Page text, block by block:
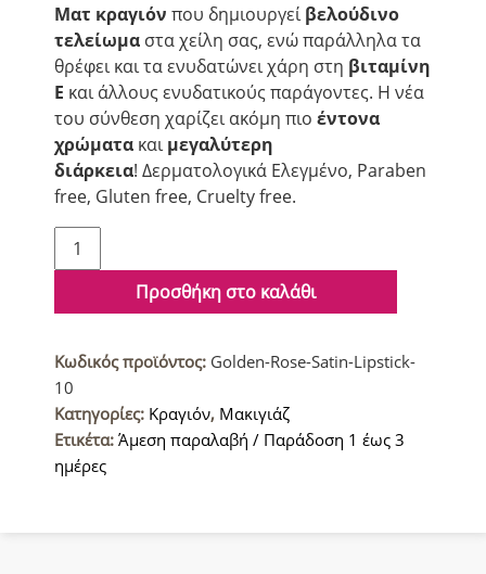
Ματ κραγιόν που δημιουργείβελούδινο
τελείωμα στα χείλη σας, ενώ παράλληλα τα
θρέφει και τα ενυδατώνει χάρη στη βιταμίνη
Ε και άλλους ενυδατικούς παράγοντες. Η νέα
του σύνθεση χαρίζει ακόμη πιο έντονα
χρώματα καιμεγαλύτερη
διάρκεια! Δερματολογικά Ελεγμένο, Paraben
free, Gluten free, Cruelty free.
Golden
Rose
Κραγιόν
ποσότητα
Προσθήκη στο καλάθι
Κωδικός προϊόντος: Golden-Rose-Satin-Lipstick-
10
Κατηγορίες: Κραγιόν, Μακιγιάζ
Ετικέτα: Άμεση παραλαβή / Παράδοση 1 έως 3
ημέρες